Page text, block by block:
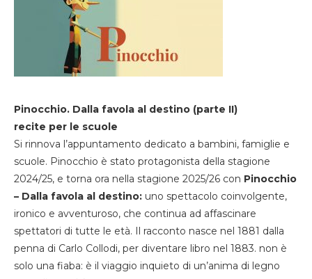
Pinocchio. Dalla favola al destino (parte II)
recite per le scuole
Si rinnova l’appuntamento dedicato a bambini, famiglie e
scuole. Pinocchio è stato protagonista della stagione
2024/25, e torna ora nella stagione 2025/26 con Pinocchio
– Dalla favola al destino: uno spettacolo coinvolgente,
ironico e avventuroso, che continua ad affascinare
spettatori di tutte le età. Il racconto nasce nel 1881 dalla
penna di Carlo Collodi, per diventare libro nel 1883. non è
solo una fiaba: è il viaggio inquieto di un’anima di legno